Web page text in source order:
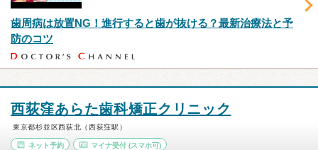
歯周病は放置NG！進行すると歯が抜ける？最新治療法と予
防のコツ
西荻窪あらた歯科矯正クリニック
東京都杉並区西荻北（西荻窪駅）
ネット予約 マイナ受付(スマホ可)